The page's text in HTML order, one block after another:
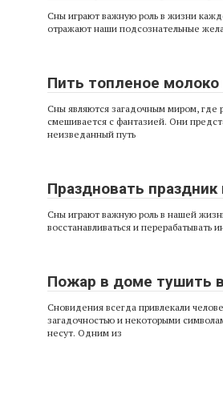
Сны играют важную роль в жизни
отражают наши подсознательные
Пить топленое молоко
Сны являются загадочным миром, где
смешивается с фантазией. Они
неизведанный путь
Праздновать праздник
Сны играют важную роль в нашей
восстанавливаться и
Пожар в доме тушить
Сновидения всегда привлекали
загадочностью и некоторыми
несут. Одним из